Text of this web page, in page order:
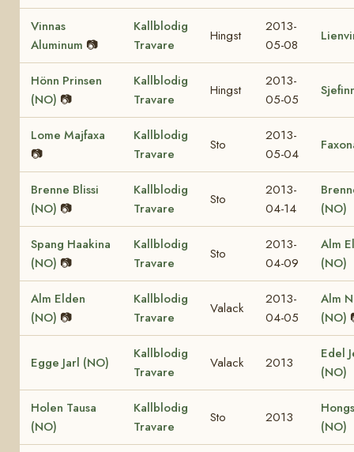
Vinnas
Aluminum 📷
Kallblodig
Travare
Hingst
2013-
05-08
Hönn Prinsen
(NO) 📷
Kallblodig
Travare
Hingst
2013-
05-05
Lome Majfaxa
📷
Kallblodig
Travare
Sto
2013-
05-04
Brenne Blissi
(NO) 📷
Kallblodig
Travare
Sto
2013-
04-14
(NO)
Spang Haakina
(NO) 📷
Kallblodig
Travare
Sto
2013-
04-09
Alm
(NO)
Alm Elden
(NO) 📷
Kallblodig
Travare
Valack
2013-
04-05
Alm
(NO)
Egge Jarl (NO)
Kallblodig
Travare
Valack 2013
Edel
(NO)
Holen Tausa
(NO)
Kallblodig
Travare
Sto 2013
(NO)